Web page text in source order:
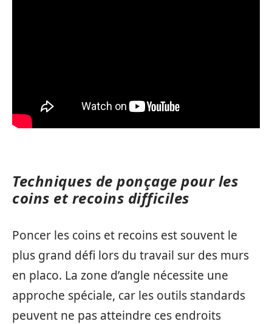
Techniques de ponçage pour les
coins et recoins difficiles
Poncer les coins et recoins est souvent le
plus grand défi lors du travail sur des murs
en placo. La zone d’angle nécessite une
approche spéciale, car les outils standards
peuvent ne pas atteindre ces endroits